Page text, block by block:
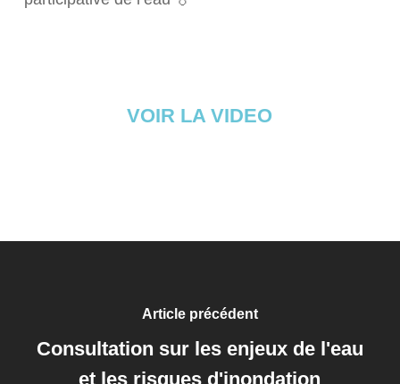
VOIR LA VIDEO
Article précédent
Consultation sur les enjeux de l'eau
et les risques d'inondation